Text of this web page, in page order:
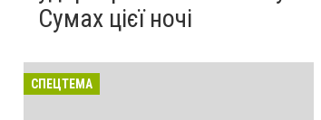
Сумах цієї ночі
СПЕЦТЕМА